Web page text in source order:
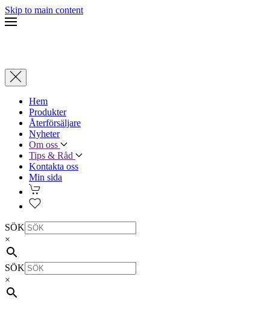
Skip to main content
Hem
Produkter
Återförsäljare
Nyheter
Om oss
Tips & Råd
Kontakta oss
Min sida
SÖK
×
SÖK
×